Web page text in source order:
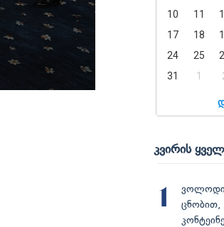
10
11
17
18
24
25
31
1
კვირის
1
ცნობით,